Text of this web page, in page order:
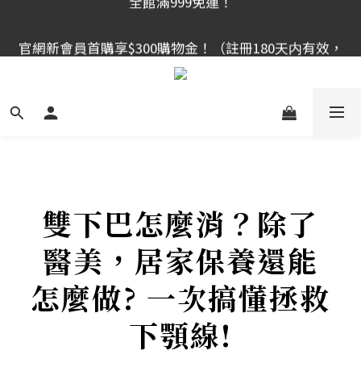
滿千使用）
滿千使用）
全館滿999免運！
雙下巴怎麼消？除了
醫美，居家保養還能
怎麼做? 一次搞懂拯救
下顎線!